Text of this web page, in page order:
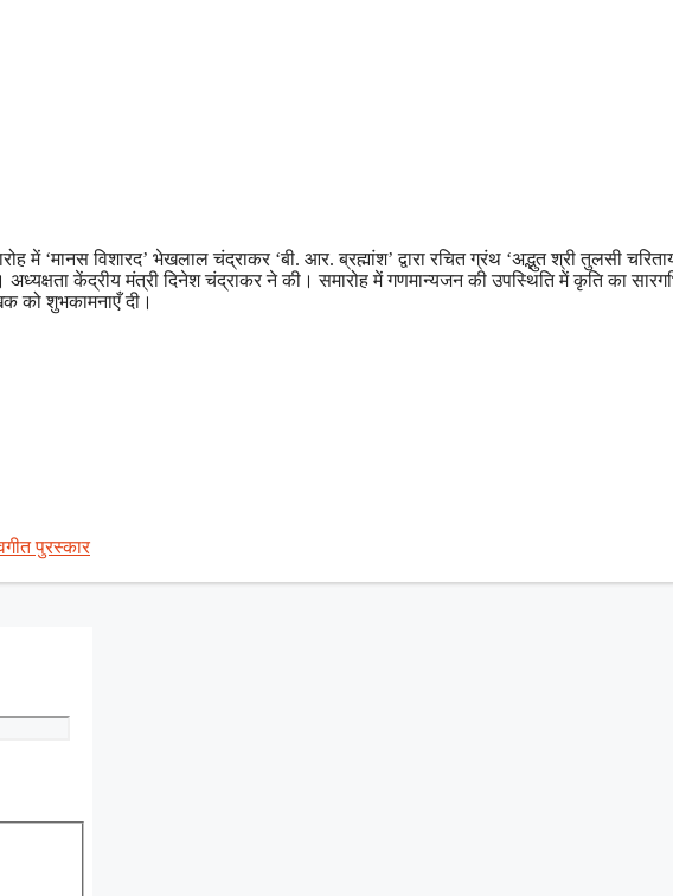
में ‘मानस विशारद’ भेखलाल चंद्राकर ‘बी. आर. ब्रह्मांश’ द्वारा रचित ग्रंथ ‘अद्भुत श्री तुलसी
केंद्रीय मंत्री दिनेश चंद्राकर ने की। समारोह में गणमान्यजन की उपस्थिति में कृति का
को शुभकामनाएँ दी।
पुरस्कार